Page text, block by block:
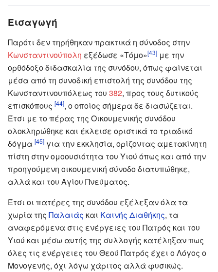
Εισαγωγή
Παρότι δεν τηρήθηκαν πρακτικά η σύνοδος στην
Κωνσταντινούπολη εξέδωσε «Τόμο»[43] με την
ορθόδοξο διδασκαλία της συνόδου, όπως φαίνεται
μέσα από τη συνοδική επιστολή της συνόδου της
Κωνσταντινουπόλεως του 382, προς τους δυτικούς
επισκόπους [44], ο οποίος σήμερα δε διασώζεται.
Έτσι με το πέρας της Οικουμενικής συνόδου
ολοκληρώθηκε και έκλεισε οριστικά το τριαδικό
δόγμα [45] για την εκκλησία, ορίζοντας αμετακίνητη
πίστη στην ομοουσιότητα του Υιού όπως και από την
προηγούμενη οικουμενική σύνοδο διατυπώθηκε,
αλλά και του Αγίου Πνεύματος.
Έτσι οι πατέρες της συνόδου εξέλεξαν όλα τα
χωρία της Παλαιάς και Καινής Διαθήκης, τα
αναφερόμενα στις ενέργειες του Πατρός και του
Υιού και μέσω αυτής της συλλογής κατέληξαν πως
όλες τις ενέργειες του Θεού Πατρός έχει ο Λόγος ο
Μονογενής, όχι λόγω χάριτος αλλά φυσικώς.